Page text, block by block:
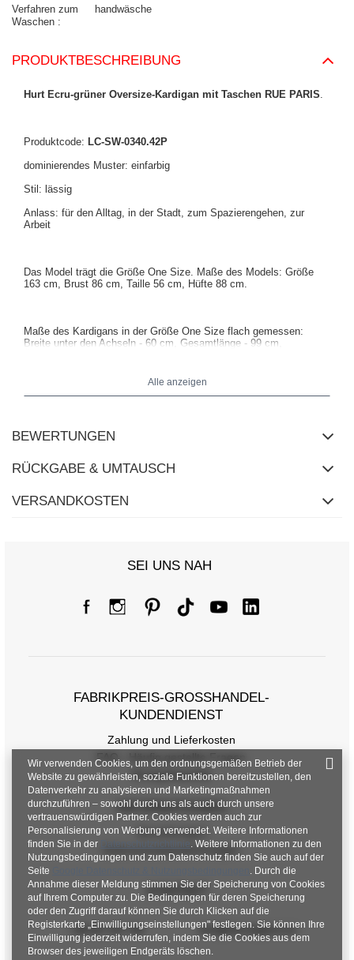
Verfahren zum
Waschen
handwäsche
PRODUKTBESCHREIBUNG
Hurt Ecru-grüner Oversize-Kardigan mit Taschen RUE PARIS.
Produktcode: LC-SW-0340.42P
dominierendes Muster: einfarbig
Stil: lässig
Anlass: für den Alltag, in der Stadt, zum Spazierengehen, zur
Arbeit
Das Model trägt die Größe One Size. Maße des Models: Größe
163 cm, Brust 86 cm, Taille 56 cm, Hüfte 88 cm.
Maße des Kardigans in der Größe One Size flach gemessen:
Breite unter den Achseln - 60 cm, Gesamtlänge - 99 cm,
Alle anzeigen
BEWERTUNGEN
RÜCKGABE & UMTAUSCH
VERSANDKOSTEN
SEI UNS NAH
FABRIKPREIS-GROSSHANDEL-K
UNDENDIENST
Zahlung und Lieferkosten
FAQ - Häufig gestellte Fragen
Rückgabepolitik
INFORMATIONEN
Verordnungen
Datenschutzbestimmungen
KONTAKT
+48 601 547 740 hurt@factoryprice.eu
Wir verwenden Cookies, um den ordnungsgemäßen Betrieb der
Website zu gewährleisten, soziale Funktionen bereitzustellen, den
Datenverkehr zu analysieren und Marketingmaßnahmen
durchzuführen – sowohl durch uns als auch durch unsere
vertrauenswürdigen Partner. Cookies werden auch zur
Personalisierung von Werbung verwendet. Weitere Informationen
finden Sie in der
Datenschutzrichtlinie. Weitere Informationen zu den
Nutzungsbedingungen und zum Datenschutz finden Sie auch auf der
Seite
. Durch die
Annahme dieser Meldung stimmen Sie der Speicherung von Cookies
auf Ihrem Computer zu. Die Bedingungen für deren Speicherung
oder den Zugriff darauf können Sie durch Klicken auf die
Registerkarte „Einwilligungseinstellungen" festlegen. Sie können Ihre
Einwilligung jederzeit widerrufen, indem Sie die Cookies aus dem
Browser des jeweiligen Endgeräts löschen.